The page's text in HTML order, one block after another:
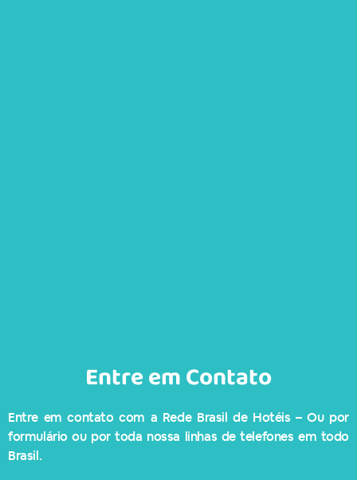
Entre em Contato
Entre em contato com a Rede Brasil de Hotéis – Ou por
formulário ou por toda nossa linhas de telefones em todo
Brasil.